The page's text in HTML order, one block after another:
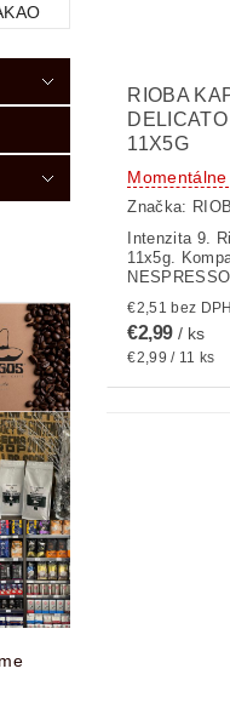
RIOBA
11X5G
Značka:
Intenzita 9.
11x5g.
€2,51 bez DPH
€2,99 / ks
€2,99 / 11 ks